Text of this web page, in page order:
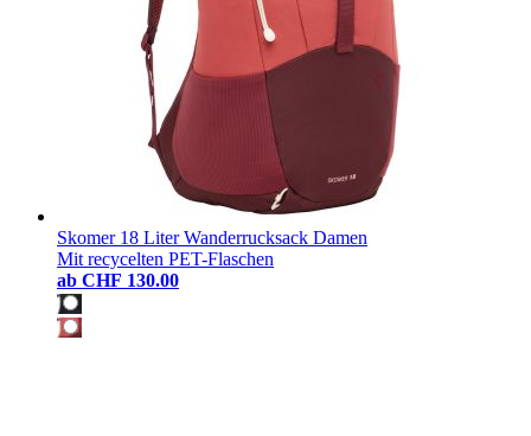
Skomer 18 Liter Wanderrucksack Damen
Mit recycelten PET-Flaschen
ab CHF 130.00